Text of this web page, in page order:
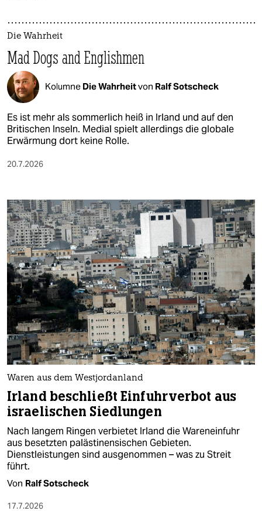
Die Wahrheit
Mad Dogs and Englishmen
Kolumne Die Wahrheitvon Ralf Sotscheck
Es ist mehr als sommerlich heiß in Irland und auf den
Britischen Inseln. Medial spielt allerdings die globale
Erwärmung dort keine Rolle.
20.7.2026
Waren aus dem Westjordanland
Irland beschließt Einfuhrverbot aus
israelischen Siedlungen
Nach langem Ringen verbietet Irland die Wareneinfuhr
aus besetzten palästinensischen Gebieten.
Dienstleistungen sind ausgenommen – was zu Streit
führt.
Von Ralf Sotscheck
17.7.2026